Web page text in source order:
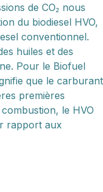
de CO₂ nous
du biodiesel HVO,
conventionnel.
huiles et des
Pour le Biofuel
que le carburant
premières
le HVO
rapport aux